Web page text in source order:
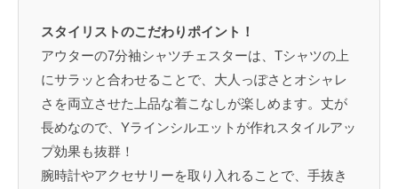
スタイリストのこだわりポイント！
アウターの7分袖シャツチェスターは、Tシャツの上
にサラッと合わせることで、大人っぽさとオシャレ
さを両立させた上品な着こなしが楽しめます。丈が
長めなので、Yラインシルエットが作れスタイルアッ
プ効果も抜群！
腕時計やアクセサリーを取り入れることで、手抜き